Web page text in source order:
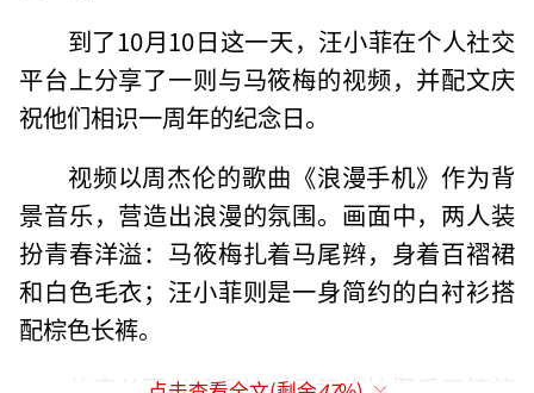
到了10月10日这一天，汪小菲在个人社交
平台上分享了一则与马筱梅的视频，并配文庆
祝他们相识一周年的纪念日。
视频以周杰伦的歌曲《浪漫手机》作为背
景音乐，营造出浪漫的氛围。画面中，两人装
扮青春洋溢：马筱梅扎着马尾辫，身着百褶裙
和白色毛衣；汪小菲则是一身简约的白衬衫搭
配棕色长裤。